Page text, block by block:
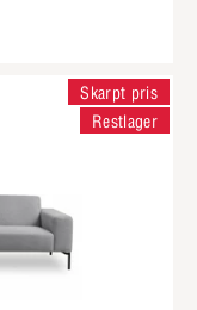
Skarpt pris
Restlager